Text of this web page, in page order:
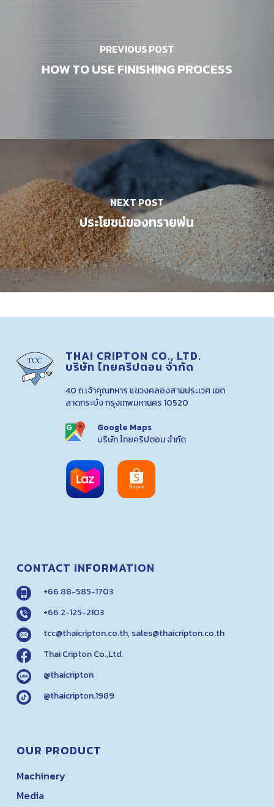
PREVIOUS POST
HOW TO USE FINISHING PROCESS
NEXT POST
ประโยชน์ของทรายพ่น
THAI CRIPTON CO., LTD.
บริษัท ไทยคริปตอน จำกัด
40 ถ.เจ้าคุณทหาร แขวงคลองสามประเวศ เขต
ลาดกระบัง กรุงเทพมหานคร 10520
Google Maps
บริษัท ไทยคริปตอน จำกัด
CONTACT INFORMATION
+66 88-585-1703
+66 2-125-2103
tcc@thaicripton.co.th,sales@thaicripton.co.th
Thai Cripton Co.,Ltd.
@thaicripton
@thaicripton.1989
OUR PRODUCT
Machinery
Media